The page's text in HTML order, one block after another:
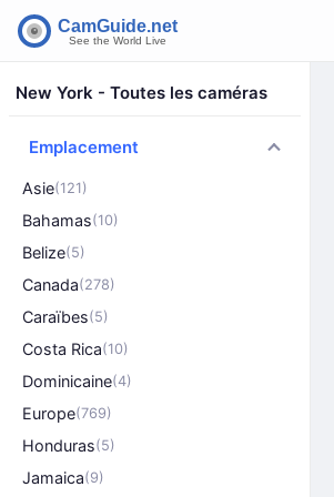
New York - Toutes les caméras
Emplacement
Asie(121)
Bahamas(10)
Belize(5)
Canada(278)
Caraïbes(5)
Costa Rica(10)
Dominicaine(4)
Europe(769)
Honduras(5)
Jamaica(9)